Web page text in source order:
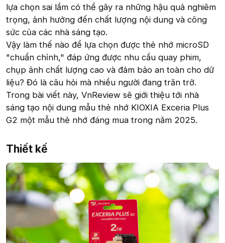
lựa chọn sai lầm có thể gây ra những hậu quả nghiêm
trọng, ảnh hưởng đến chất lượng nội dung và công
sức của các nhà sáng tạo.
Vậy làm thế nào để lựa chọn được thẻ nhớ microSD
"chuẩn chỉnh," đáp ứng được nhu cầu quay phim,
chụp ảnh chất lượng cao và đảm bảo an toàn cho dữ
liệu? Đó là câu hỏi mà nhiều người đang trăn trở.
Trong bài viết này, VnReview sẽ giới thiệu tới nhà
sáng tạo nội dung mẫu thẻ nhớ KIOXIA Exceria Plus
G2 một mẫu thẻ nhớ đáng mua trong năm 2025.
Thiết kế​